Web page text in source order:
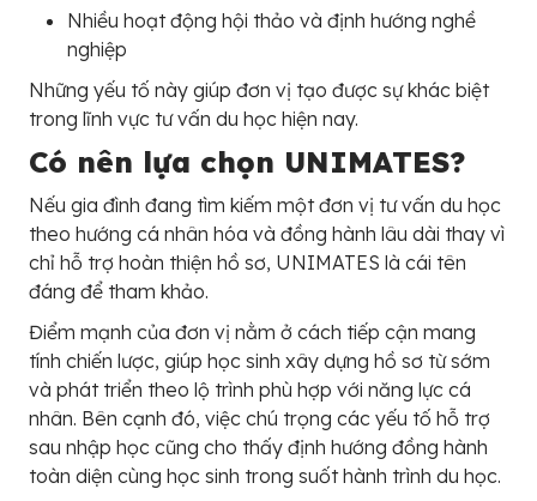
Nhiều hoạt động hội thảo và định hướng nghề
nghiệp
Những yếu tố này giúp đơn vị tạo được sự khác biệt
trong lĩnh vực tư vấn du học hiện nay.
Có nên lựa chọn UNIMATES?
Nếu gia đình đang tìm kiếm một đơn vị tư vấn du học
theo hướng cá nhân hóa và đồng hành lâu dài thay vì
chỉ hỗ trợ hoàn thiện hồ sơ, UNIMATES là cái tên
đáng để tham khảo.
Điểm mạnh của đơn vị nằm ở cách tiếp cận mang
tính chiến lược, giúp học sinh xây dựng hồ sơ từ sớm
và phát triển theo lộ trình phù hợp với năng lực cá
nhân. Bên cạnh đó, việc chú trọng các yếu tố hỗ trợ
sau nhập học cũng cho thấy định hướng đồng hành
toàn diện cùng học sinh trong suốt hành trình du học.